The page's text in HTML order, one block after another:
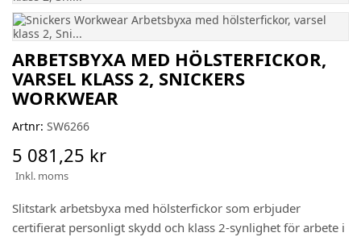
ARBETSBYXA MED HÖLSTERFICKOR,
VARSEL KLASS 2, SNICKERS
WORKWEAR
Artnr: SW6266
5 081,25 kr
Inkl. moms
Slitstark arbetsbyxa med hölsterfickor som erbjuder
certifierat personligt skydd och klass 2-synlighet för arbete i